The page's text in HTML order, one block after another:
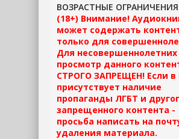
ВОЗРАСТНЫЕ
(18+) Внимание!
может содержать
только для
Для несовершеннолетних
просмотр данного
СТРОГО ЗАПРЕЩЕН! Если в
присутствует наличие
пропаганды ЛГБТ и
запрещенного контента -
просьба написать на
удаления материала.